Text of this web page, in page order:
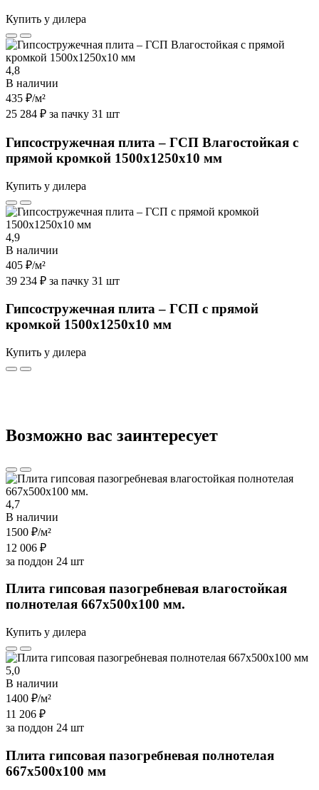
Купить у дилера
4,8
В наличии
435 ₽/м²
25 284 ₽ за пачку 31 шт
Гипсостружечная плита – ГСП Влагостойкая с
прямой кромкой 1500х1250х10 мм
Купить у дилера
4,9
В наличии
405 ₽/м²
39 234 ₽ за пачку 31 шт
Гипсостружечная плита – ГСП с прямой
кромкой 1500х1250х10 мм
Купить у дилера
Возможно вас заинтересует
4,7
В наличии
1500 ₽/м²
12 006 ₽
за поддон 24 шт
Плита гипсовая пазогребневая влагостойкая
полнотелая 667х500х100 мм.
Купить у дилера
5,0
В наличии
1400 ₽/м²
11 206 ₽
за поддон 24 шт
Плита гипсовая пазогребневая полнотелая
667х500х100 мм